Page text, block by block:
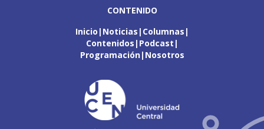
CONTENIDO
Inicio Noticias Columnas
Contenidos Podcast
Programación Nosotros